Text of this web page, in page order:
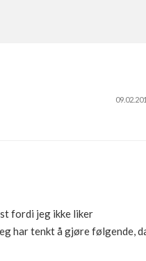
fordi jeg ikke liker
har tenkt å gjøre følgende,